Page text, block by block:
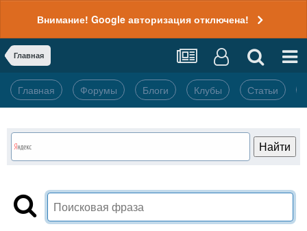
Внимание! Google авторизация отключена!
Главная
Главная Форумы Блоги Клубы Статьи